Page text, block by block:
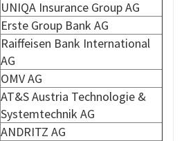
UNIQA Insurance Group AG
Erste Group Bank AG
Raiffeisen Bank International
AG
OMV AG
AT&S Austria Technologie &
Systemtechnik AG
ANDRITZ AG